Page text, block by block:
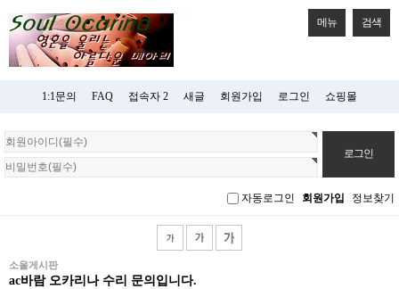
메뉴 검색
1:1문의 FAQ 접속자 2 새글 회원가입 로그인 쇼핑몰
회
원
로
자동로그인 회원가입 정보찾기
소울게시판
ac바람 오카리나 수리 문의입니다.